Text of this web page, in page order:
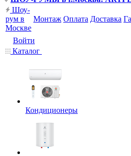
Шоу-
рум в
Москве
Монтаж Оплата Доставка
Войти
Каталог
Кондиционеры